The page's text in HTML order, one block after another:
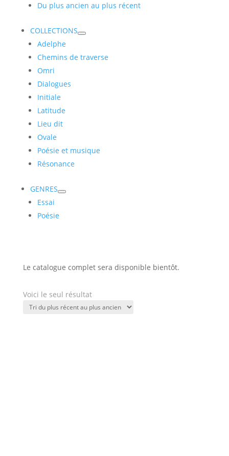
Du plus ancien au plus récent
COLLECTIONS
Adelphe
Chemins de traverse
Omri
Dialogues
Initiale
Latitude
Lieu dit
Ovale
Poésie et musique
Résonance
GENRES
Essai
Poésie
Le catalogue complet sera disponible bientôt.
Voici le seul résultat